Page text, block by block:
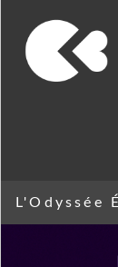
L'Odyssée